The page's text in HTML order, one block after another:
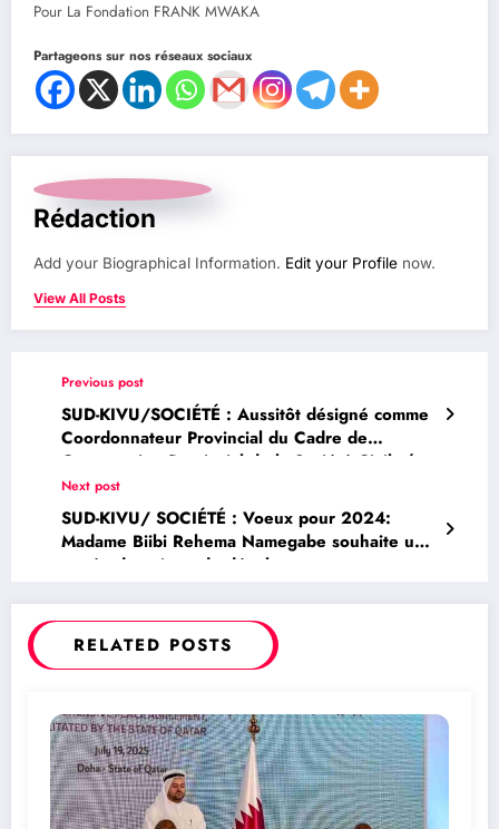
Pour La Fondation FRANK MWAKA
Partageons sur nos réseaux sociaux
Rédaction
Add your Biographical Information. Edit your Profile now.
View All Posts
Previous post
SUD-KIVU/SOCIÉTÉ : Aussitôt désigné comme
Coordonnateur Provincial du Cadre de
Concertation Provincial de la Société Civile (
CCPSC), MUTIKI KILUMBA Mick vient
d’entamer les itinérances à travers les
territoires
Next post
SUD-KIVU/ SOCIÉTÉ : Voeux pour 2024:
Madame Biibi Rehema Namegabe souhaite une
année de paix et de développement pour son
Skyborne Research Foundation
RELATED POSTS